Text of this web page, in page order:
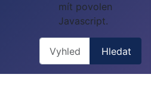
mít povolen
Javascript.
Hledat